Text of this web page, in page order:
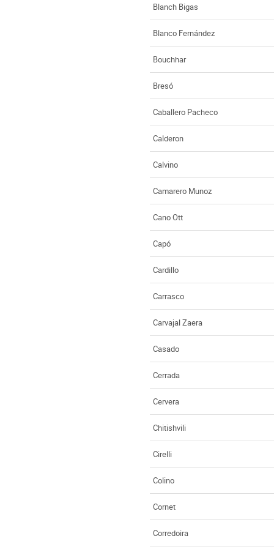
Blanch Bigas
Blanco Fernández
Bouchhar
Bresó
Caballero Pacheco
Calderon
Calvino
Camarero Munoz
Cano Ott
Capó
Cardillo
Carrasco
Carvajal Zaera
Casado
Cerrada
Cervera
Chitishvili
Cirelli
Colino
Cornet
Corredoira